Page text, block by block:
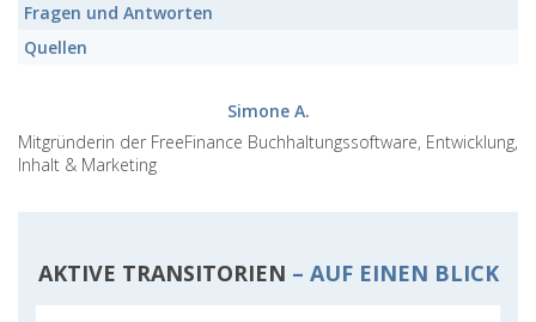
Fragen und Antworten
Quellen
Simone A.
Mitgründerin der FreeFinance Buchhaltungssoftware, Entwicklung,
Inhalt & Marketing
AKTIVE TRANSITORIEN – AUF EINEN BLICK